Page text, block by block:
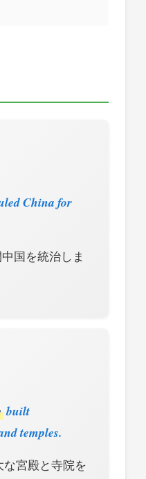
China for
国を統治しま
built
temples.
な宮殿と寺院を